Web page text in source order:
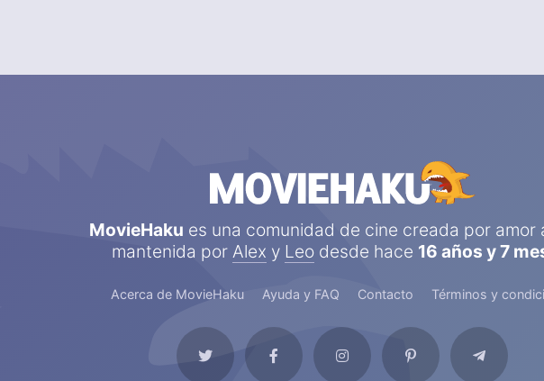
MovieHaku es una comunidad de cine creada por amor
mantenida por Alex y Leodesde hace 16 años y 7
Acerca de MovieHaku Ayuda y FAQ Contacto Términos y